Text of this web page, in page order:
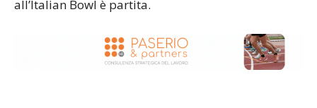
all’Italian Bowl è partita.